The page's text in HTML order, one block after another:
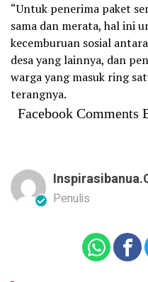
“Untuk penerima paket
sama dan merata, hal ini
kecemburuan sosial
desa yang lainnya, dan
warga yang masuk ring
terangnya.
Facebook Comments
Penulis